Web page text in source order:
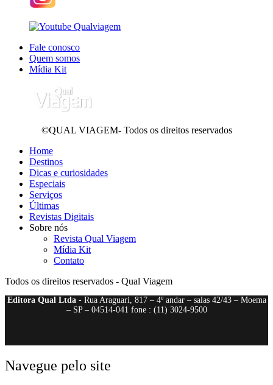
Fale conosco
Quem somos
Mídia Kit
©QUAL VIAGEM- Todos os direitos reservados
Home
Destinos
Dicas e curiosidades
Especiais
Serviços
Últimas
Revistas Digitais
Sobre nós
Revista Qual Viagem
Mídia Kit
Contato
Todos os direitos reservados - Qual Viagem
Editora Qual Ltda- Rua Araguari, 817 – 4º andar – salas 42/43 – Moema
– SP – 04514-041 fone : (11) 3024-9500
Navegue pelo site